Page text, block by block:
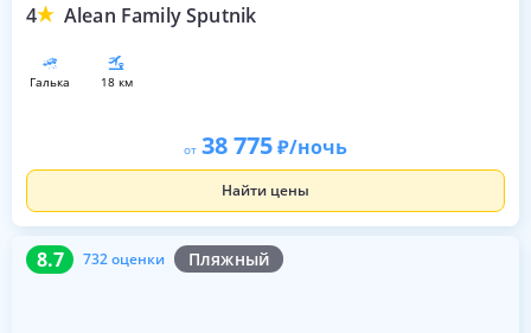
4 Alean Family Sputnik
галька 18 км
от 38 775 /ночь
Найти цены
8.7 732 оценки Пляжный
8.7 732 оценки